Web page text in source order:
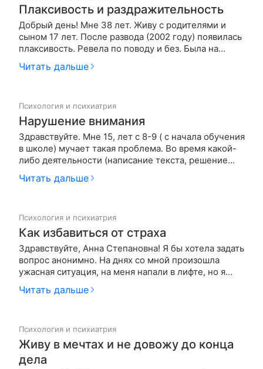
Плаксивость и раздражительность
Добрый день! Мне 38 лет. Живу с родителями и
сыном 17 лет. После развода (2002 году) появилась
плаксивость. Ревела по поводу и без. Была на
приеме у психотерапевта. Пропила мезопам.
Плаксивость на время исчезла. Сейчас все
Читать дальше
Психология и психиатрия
Нарушение внимания
Здравствуйте. Мне 15, лет с 8-9 ( с начала обучения
в школе) мучает такая проблема. Во время какой-
либо деятельности (написание текста, решение
примеров/задач) временами делаю абсолютно
несуразные вещи: будь то абсурдный ответ, когда я
Читать дальше
Психология и психиатрия
Как избавиться от страха
Здравствуйте, Анна Степановна! Я бы хотела задать
вопрос анонимно. На днях со мной произошла
ужасная ситуация, на меня напали в лифте, но я
считаю что мне еще крупно повезло. Никогда не
заходила в лифт с мужчиной, а тут зашла, вопреки
Читать дальше
Психология и психиатрия
Живу в мечтах и не довожу до конца
дела